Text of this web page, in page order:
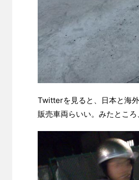
Twitterを見ると、日本と海
販売車両らいい。みたとこ